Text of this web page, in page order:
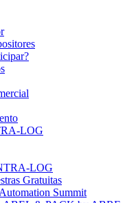
LOG
LOG
Gratuitas
Summit